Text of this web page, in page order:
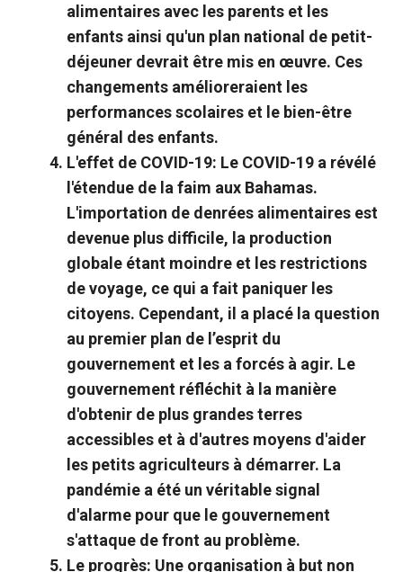
alimentaires avec les parents et les
enfants ainsi qu'un plan national de petit-
déjeuner devrait être mis en œuvre. Ces
changements amélioreraient les
performances scolaires et le bien-être
général des enfants.
L'effet de COVID-19: Le COVID-19 a révélé
l'étendue de la faim aux Bahamas.
L'importation de denrées alimentaires est
devenue plus difficile, la production
globale étant moindre et les restrictions
de voyage, ce qui a fait paniquer les
citoyens. Cependant, il a placé la question
au premier plan de l’esprit du
gouvernement et les a forcés à agir. Le
gouvernement réfléchit à la manière
d'obtenir de plus grandes terres
accessibles et à d'autres moyens d'aider
les petits agriculteurs à démarrer. La
pandémie a été un véritable signal
d'alarme pour que le gouvernement
s'attaque de front au problème.
Le progrès: Une organisation à but non